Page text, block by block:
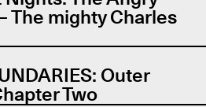
The mighty Charles
Outer
Two